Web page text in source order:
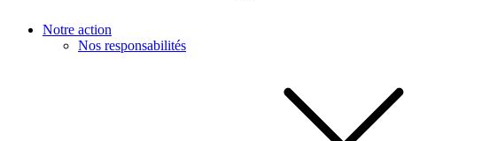
Notre action
Nos responsabilités